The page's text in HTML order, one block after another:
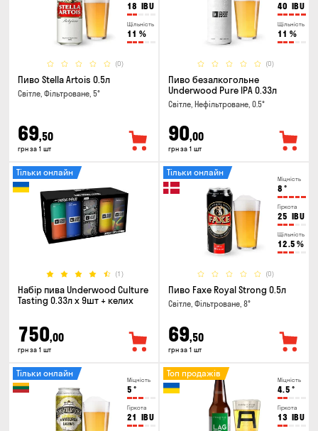
18 IBU
Щільність
11 %
(0)
Пиво Stella Artois 0.5л
Світле, Фільтроване, 5°
69,50
грн за 1 шт
40 IBU
Щільність
11 %
(0)
Пиво безалкогольне
Underwood Pure IPA 0.33л
Світле, Нефільтроване, 0.5°
90,00
грн за 1 шт
(1)
Тільки онлайн
Набір пива Underwood Culture
Tasting 0.33л x 9шт + келих
750,00
грн за 1 шт
Міцність
8 °
Гіркота
25 IBU
Щільність
12.5 %
(0)
Тільки онлайн
Пиво Faxe Royal Strong 0.5л
Світле, Фільтроване, 8°
69,50
грн за 1 шт
Міцність
5 °
Гіркота
21 IBU
Тільки онлайн
Міцність
4.5 °
Гіркота
13 IBU
Топ продажів